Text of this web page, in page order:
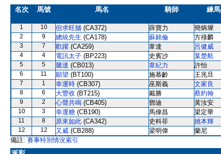
名次 馬號 馬名 騎師 練
1 10 但求旺舖 (CA372) 薛寶力 簡炳墀
2 9 總統先生 (CA178) 蘇銘倫 方祿麟
3 7 歡躍 (CA259) 韋達 呂健威
4 4 電訊太子 (BP223) 史賓沙 葉楚航
5 5 騰達 (CB013) 韋紀力 許怡
6 11 願望 (BT100) 施慕齡 王兆旦
7 1 幸運時 (CB307) 巫斯義 文家良
8 6 大豐收 (BT215) 戴勝 蔡約翰
9 2 心聲共鳴 (CB405) 鄧迪 黃汝安
10 3 幸運糖 (CB190) 馬偉昌 梁定華
11 8 原來如此 (CA342) 史科菲 姚本輝
12 12 又威 (CB288) 梁明偉
蘭尼
備註: 賽事特別情況索引